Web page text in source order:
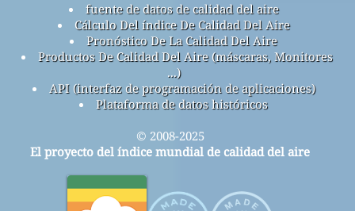
fuente de datos de calidad del aire
Cálculo Del índice De Calidad Del Aire
Pronóstico De La Calidad Del Aire
Productos De Calidad Del Aire (máscaras, Monitores
...)
API (interfaz de programación de aplicaciones)
Plataforma de datos históricos
© 2008-2025
El proyecto del índice mundial de calidad del aire